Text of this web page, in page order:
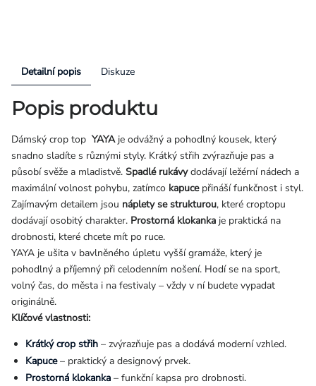
Detailní popis Diskuze
Popis produktu
Dámský crop topYAYAje odvážný a pohodlný kousek, který
snadno sladíte s různými styly. Krátký střih zvýrazňuje pas a
působí svěže a mladistvě. Spadlé rukávydodávají ležérní nádech a
maximální volnost pohybu, zatímco kapucepřináší funkčnost i styl.
Zajímavým detailem jsou náplety se strukturou, které croptopu
dodávají osobitý charakter. Prostorná klokanka je praktická na
drobnosti, které chcete mít po ruce.
YAYA je ušita v bavlněného úpletu vyšší gramáže, který je
pohodlný a příjemný při celodenním nošení. Hodí se na sport,
volný čas, do města i na festivaly – vždy v ní budete vypadat
originálně.
Klíčové vlastnosti:
Krátký crop střih – zvýrazňuje pas a dodává moderní vzhled.
Kapuce– praktický a designový prvek.
Prostorná klokanka – funkční kapsa pro drobnosti.